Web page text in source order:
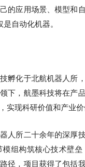
的应用场景、模型和
自动化机器。
孵化于北航机器人所
下，航墨科技将在产
现科研价值和产业价
人所二十余年的深厚
组构筑核心技术壁
径，项目获得了包括